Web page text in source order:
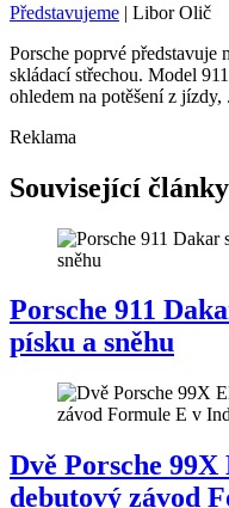
Představujeme | Libor Olič
Porsche poprvé představuje
skládací střechou. Model
ohledem na potěšení z jízdy,
Reklama
Související články
Porsche 911
písku a sněhu
Dvě Porsche
debutový závod